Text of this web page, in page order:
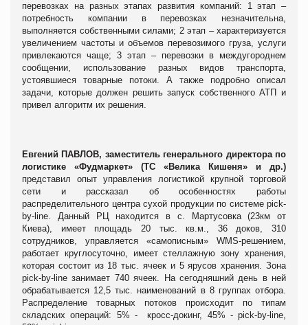
перевозках на разных этапах развития компаний: 1 этап –
потребность компании в перевозках незначительна,
выполняется собственными силами; 2 этап – характеризуется
увеличением частоты и объемов перевозимого груза, услуги
привлекаются чаще; 3 этап – перевозки в междугороднем
сообщении, использование разных видов транспорта,
устоявшиеся товарные потоки. А также подробно описал
задачи, которые должен решить запуск собственного АТП и
привел алгоритм их решения.
Евгений ПАВЛОВ, заместитель генерального директора по
логистике «Фудмаркет» (ТС «Велика Кишеня» и др.)
представил опыт управления логистикой крупной торговой
сети и
рассказал об особенностях работы
распределительного центра сухой продукции по системе pick-
by- line. Данный РЦ находится в с. Мартусовка (23км от
Киева), имеет площадь 20 тыс. кв.м., 36 доков, 310
сотрудников, управляется «самописным» WMS-решением,
работает круглосуточно, имеет стеллажную зону хранения,
которая состоит из 18 тыс. ячеек и 5 ярусов хранения. Зона
pick-by-line занимает 740 ячеек. На сегодняшний день в ней
обрабатывается 12,5 тыс. наименований в 8 группах отбора.
Распределение товарных потоков происходит по типам
складских операций: 5% - кросс-докинг, 45% - pick-by- line,